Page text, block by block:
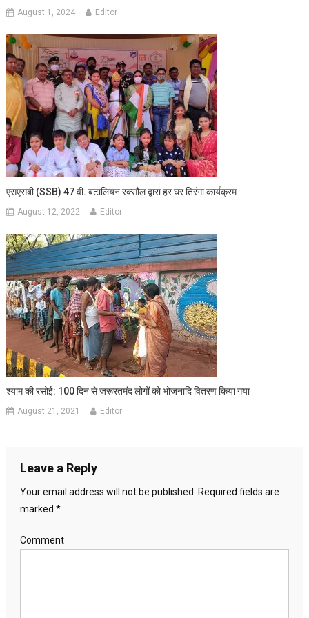
August 1, 2024 Editor
एसएसबी (SSB) 47 वी. बटालियन रक्सौल द्वारा हर घर तिरंगा कार्यक्रम
August 12, 2022 Editor
श्याम की रसोई: 100 दिन से जरूरतमंद लोगों को भोजनादि वितरण किया गया
August 21, 2021 Editor
Leave a Reply
Your email address will not be published.
Required fields are
marked *
Comment